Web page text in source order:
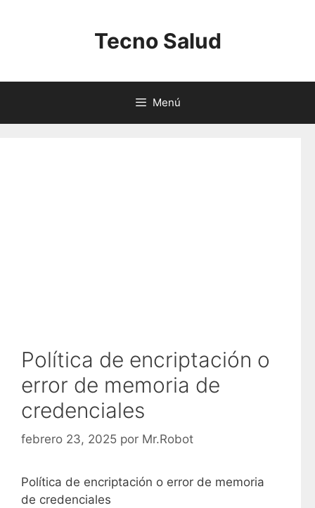
Tecno Salud
Menú
Política de encriptación o
error de memoria de
credenciales
febrero 23, 2025 por Mr.Robot
Política de encriptación o error de memoria
de credenciales